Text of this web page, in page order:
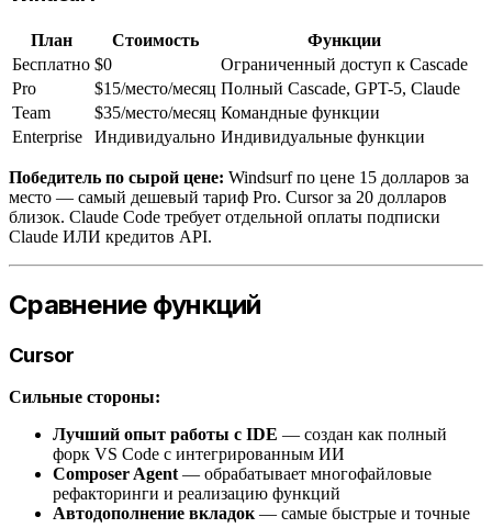
План Стоимость
Функции
Бесплатно $0
Ограниченный доступ к Cascade
Pro
$15/место/месяц Полный Cascade, GPT-5, Claude
Team
$35/место/месяц Командные функции
Enterprise
Индивидуально Индивидуальные функции
Победитель по сырой цене: Windsurf по цене 15 долларов за
место — самый дешевый тариф Pro. Cursor за 20 долларов
близок. Claude Code требует отдельной оплаты подписки
Claude ИЛИ кредитов API.
Сравнение функций
Cursor
Сильные стороны:
Лучший опыт работы с IDE — создан как полный
форк VS Code с интегрированным ИИ
Composer Agent— обрабатывает многофайловые
рефакторинги и реализацию функций
Автодополнение вкладок— самые быстрые и точные